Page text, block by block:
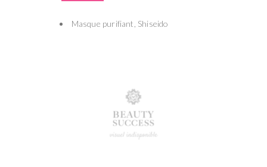
Masque purifiant, Shiseido